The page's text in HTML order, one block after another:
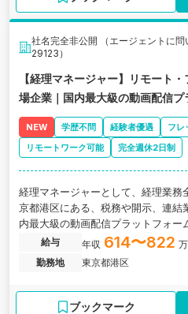
社名完全非公開 （エージェントに
29123）
【経理マネージャー】リモート
場企業｜国内最大級の動画配信
NEW 学歴不問 経験者優遇
フレ
リモートワーク可能
完全週休2日制
経理マネージャーとして、経理業務
京都港区にある、税務や開示、連結
内最大級の動画配信プラットフォー
ング動画業界を牽引するグロース上
給与 年収 614〜822
勤務地
東京都港区
ブックマーク